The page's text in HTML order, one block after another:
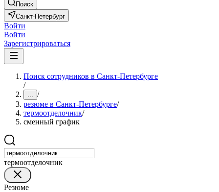
Поиск
Санкт-Петербург
Войти
Войти
Зарегистрироваться
Поиск сотрудников в Санкт-Петербурге
/
... /
резюме в Санкт-Петербурге/
термоотделочник/
сменный график
термоотделочник
Резюме